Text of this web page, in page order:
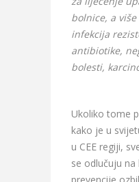
bolnice, a
infekcija
antibiotike,
bolesti,
Ukoliko tome
kako je u
u CEE regiji,
se odlučuju
prevencije